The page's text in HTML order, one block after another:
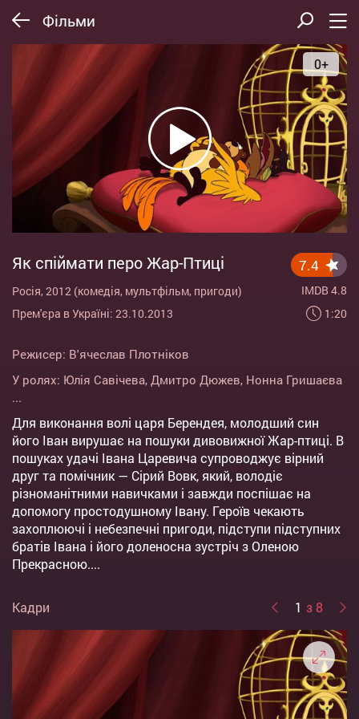
Фільми
0+
Як спіймати перо Жар-Птиці
Росія, 2012 (комедія, мультфільм, пригоди)
Прем'єра в Україні: 23.10.2013
7.4
IMDB 4.8
1:20
Режисер: В'ячеслав Плотніков
У ролях: Юлія Савічева, Дмитро Дюжев, Нонна Гришаєва
...
Для виконання волі царя Берендея, молодший син
його Іван вирушає на пошуки дивовижної Жар-птиці. В
пошуках удачі Івана Царевича супроводжує вірний
друг та помічник — Сірий Вовк, який, володіє
різноманітними навичками і завжди поспішає на
допомогу простодушному Івану. Героїв чекають
захоплюючі і небезпечні пригоди, підступи підступних
братів Івана і його доленосна зустріч з Оленою
Прекрасною....
Кадри 1 з 8